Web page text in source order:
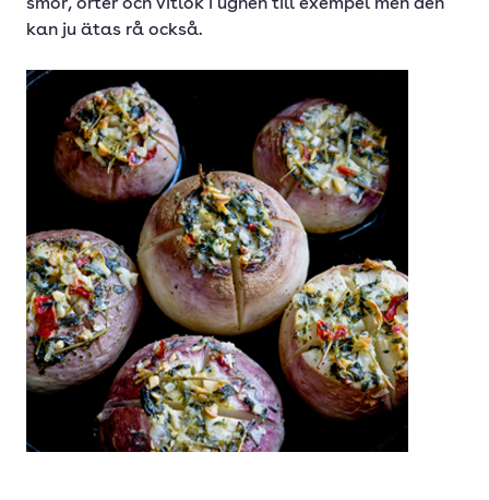
smör, örter och vitlök i ugnen till exempel men den
kan ju ätas rå också.